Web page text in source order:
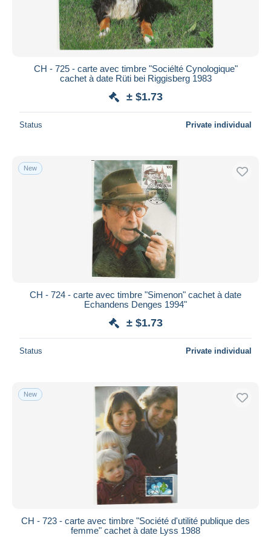
CH - 725 - carte avec timbre "Sociélté Cynologique"
cachet à date Rüti bei Riggisberg 1983
± $1.73
Status Private individual
New
CH - 724 - carte avec timbre "Simenon" cachet à date
Echandens Denges 1994"
± $1.73
Status Private individual
New
CH - 723 - carte avec timbre "Société d'utilité publique des
femme" cachet à date Lyss 1988